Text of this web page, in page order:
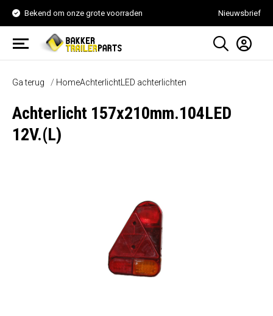
Bekend om onze grote voorraden Nieuwsbrief
Ga terug HomeAchterlicht LED achterlichten
Achterlicht 157x210mm.104LED
12V.(L)